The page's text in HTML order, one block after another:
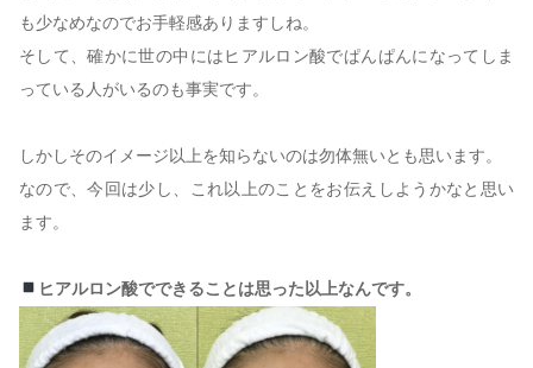
も少なめなのでお手軽感ありますしね。
そして、確かに世の中にはヒアルロン酸でぱんぱんになってしま
っている人がいるのも事実です。
しかしそのイメージ以上を知らないのは勿体無いとも思います。
なので、今回は少し、これ以上のことをお伝えしようかなと思い
ます。
ヒアルロン酸でできることは思った以上なんです。